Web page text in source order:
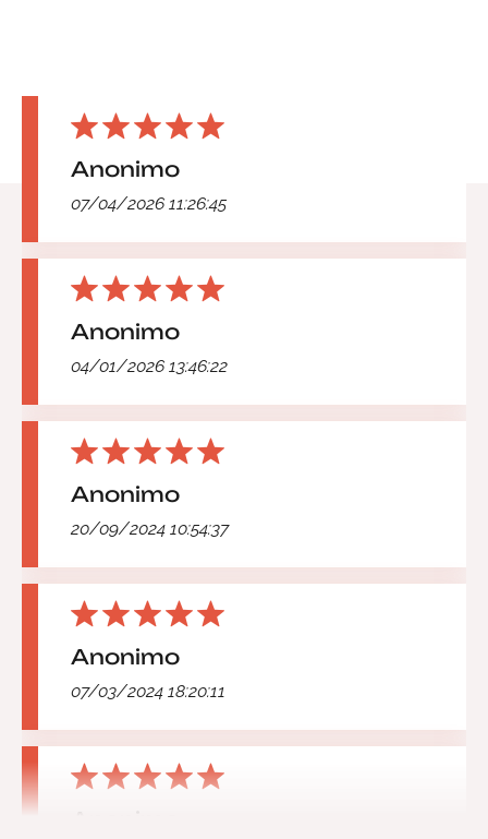
Anonimo
07/04/2026 11:26:45
Anonimo
04/01/2026 13:46:22
Anonimo
20/09/2024 10:54:37
Anonimo
07/03/2024 18:20:11